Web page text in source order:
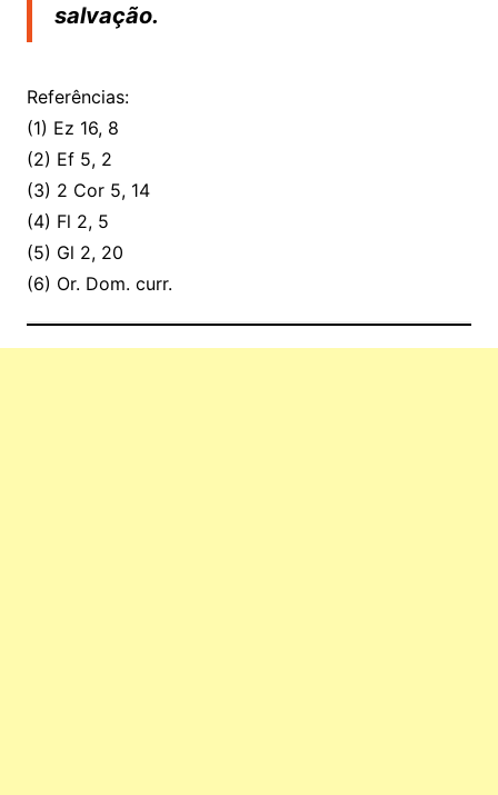
salvação.
Referências:
(1) Ez 16, 8
(2) Ef 5, 2
(3) 2 Cor 5, 14
(4) Fl 2, 5
(5) Gl 2, 20
(6) Or. Dom. curr.